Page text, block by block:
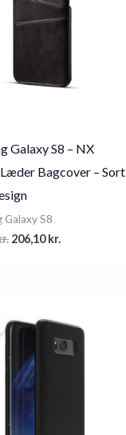
Galaxy S8 – NX
Bagcover – Sort
Galaxy S8
Original
206,10kr.